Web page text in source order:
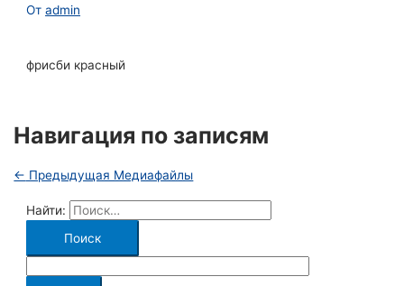
От admin
фрисби красный
Навигация по записям
← Предыдущая Медиафайлы
Найти: